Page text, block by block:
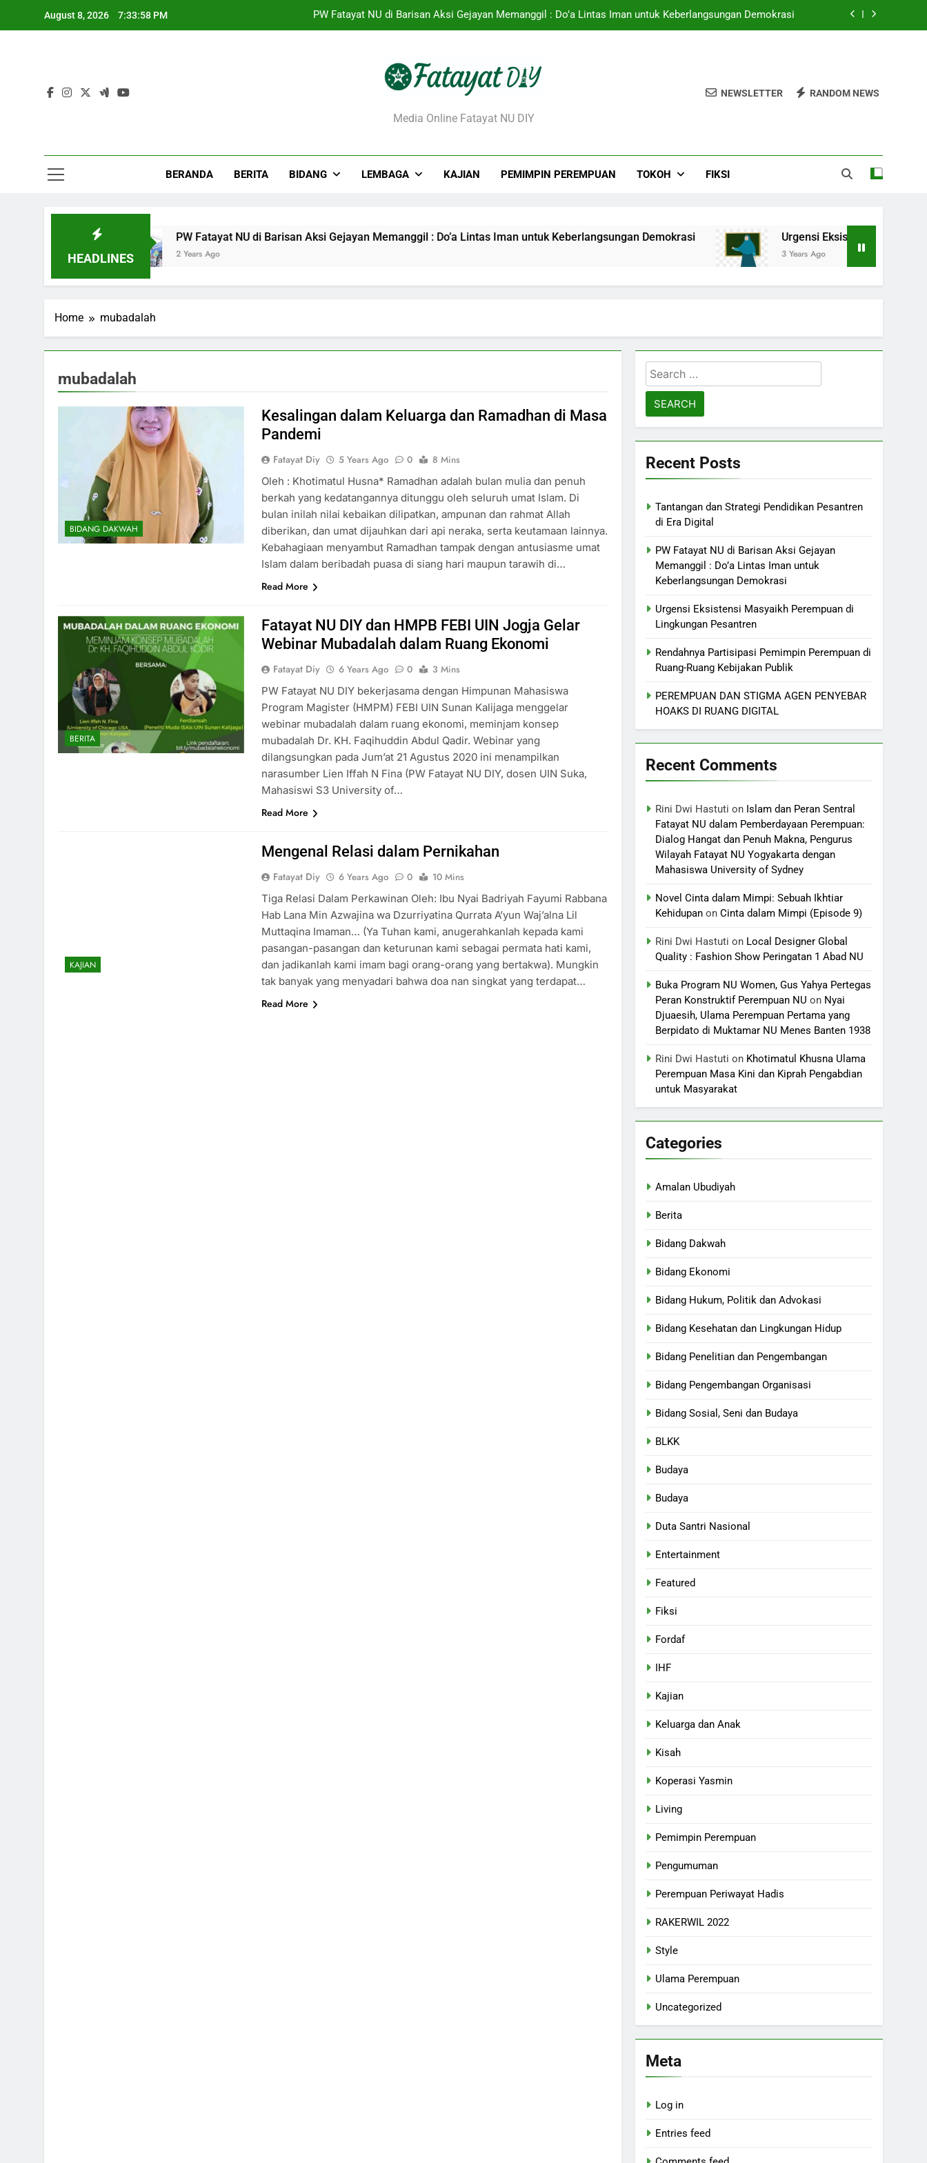
August 8, 2026 7:33:59 PM PW Fatayat NU di Barisan Aksi Gejayan Memanggil : Do’a Lintas Iman untuk Keberlangsungan Demokrasi
Rendahnya Partisipasi Pemimpin Perempuan di Ruang-Ruang Kebijakan Publik
Fatayat NU DIY
Media Online Fatayat NU DIY
NEWSLETTER RANDOM NEWS
BERANDA BERITA BIDANG LEMBAGA KAJIAN PEMIMPIN PEREMPUAN TOKOH FIKSI
HEADLINES
PW Fatayat NU di Barisan Aksi Gejayan Memanggil : Do’a Lintas Iman untuk Keberlangsungan Demokrasi
2 Years Ago
Urgensi Eksistensi Masyaikh
3 Years Ago
Home mubadalah
mubadalah
BIDANG DAKWAH
Kesalingan dalam Keluarga dan Ramadhan di Masa
Pandemi
Fatayat Diy 5 Years Ago 0
8 Mins
Oleh : Khotimatul Husna* Ramadhan adalah bulan mulia dan penuh
berkah yang kedatangannya ditunggu oleh seluruh umat Islam. Di
bulan inilah nilai kebaikan dilipatkan, ampunan dan rahmat Allah
diberikan, dan umat dijauhkan dari api neraka, serta keutamaan lainnya.
Kebahagiaan menyambut Ramadhan tampak dengan antusiasme umat
Islam dalam beribadah puasa di siang hari maupun tarawih di…
Read More
BERITA
Fatayat NU DIY dan HMPB FEBI UIN Jogja Gelar
Webinar Mubadalah dalam Ruang Ekonomi
Fatayat Diy 6 Years Ago 0
3 Mins
PW Fatayat NU DIY bekerjasama dengan Himpunan Mahasiswa
Program Magister (HMPM) FEBI UIN Sunan Kalijaga menggelar
webinar mubadalah dalam ruang ekonomi, meminjam konsep
mubadalah Dr. KH. Faqihuddin Abdul Qadir. Webinar yang
dilangsungkan pada Jum’at 21 Agustus 2020 ini menampilkan
narasumber Lien Iffah N Fina (PW Fatayat NU DIY, dosen UIN Suka,
Mahasiswi S3 University of…
Read More
KAJIAN
Mengenal Relasi dalam Pernikahan
Fatayat Diy 6 Years Ago 0
10 Mins
Tiga Relasi Dalam Perkawinan Oleh: Ibu Nyai Badriyah Fayumi Rabbana
Hab Lana Min Azwajina wa Dzurriyatina Qurrata A’yun Waj’alna Lil
Muttaqina Imaman… (Ya Tuhan kami, anugerahkanlah kepada kami
pasangan-pasangan dan keturunan kami sebagai permata hati kami,
dan jadikanlah kami imam bagi orang-orang yang bertakwa). Mungkin
tak banyak yang menyadari bahwa doa nan singkat yang terdapat…
Read More
Search
for:
Recent Posts
Tantangan dan Strategi Pendidikan Pesantren
di Era Digital
PW Fatayat NU di Barisan Aksi Gejayan
Memanggil : Do’a Lintas Iman untuk
Keberlangsungan Demokrasi
Urgensi Eksistensi Masyaikh Perempuan di
Lingkungan Pesantren
Rendahnya Partisipasi Pemimpin Perempuan di
Ruang-Ruang Kebijakan Publik
PEREMPUAN DAN STIGMA AGEN PENYEBAR
HOAKS DI RUANG DIGITAL
Recent Comments
Rini Dwi Hastuti on Islam dan Peran Sentral
Fatayat NU dalam Pemberdayaan Perempuan:
Dialog Hangat dan Penuh Makna, Pengurus
Wilayah Fatayat NU Yogyakarta dengan
Mahasiswa University of Sydney
Novel Cinta dalam Mimpi: Sebuah Ikhtiar
Kehidupan onCinta dalam Mimpi (Episode 9)
Rini Dwi Hastuti on Local Designer Global
Quality : Fashion Show Peringatan 1 Abad NU
Buka Program NU Women, Gus Yahya Pertegas
Peran Konstruktif Perempuan NU on Nyai
Djuaesih, Ulama Perempuan Pertama yang
Berpidato di Muktamar NU Menes Banten 1938
Rini Dwi Hastuti on Khotimatul Khusna Ulama
Perempuan Masa Kini dan Kiprah Pengabdian
untuk Masyarakat
Categories
Amalan Ubudiyah
Berita
Bidang Dakwah
Bidang Ekonomi
Bidang Hukum, Politik dan Advokasi
Bidang Kesehatan dan Lingkungan Hidup
Bidang Penelitian dan Pengembangan
Bidang Pengembangan Organisasi
Bidang Sosial, Seni dan Budaya
BLKK
Budaya
Budaya
Duta Santri Nasional
Entertainment
Featured
Fiksi
Fordaf
IHF
Kajian
Keluarga dan Anak
Kisah
Koperasi Yasmin
Living
Pemimpin Perempuan
Pengumuman
Perempuan Periwayat Hadis
RAKERWIL 2022
Style
Ulama Perempuan
Uncategorized
Meta
Log in
Entries feed